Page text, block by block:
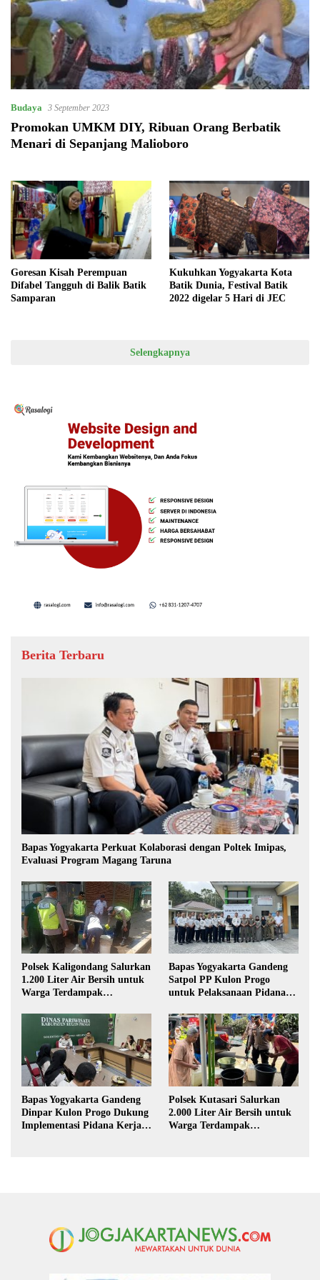
Budaya 3 September 2023
Promokan UMKM DIY, Ribuan Orang Berbatik
Menari di Sepanjang Malioboro
Goresan Kisah Perempuan
Difabel Tangguh di Balik Batik
Samparan
Kukuhkan Yogyakarta Kota
Batik Dunia, Festival Batik
2022 digelar 5 Hari di JEC
Selengkapnya
Berita Terbaru
Bapas Yogyakarta Perkuat Kolaborasi dengan Poltek Imipas,
Evaluasi Program Magang Taruna
Polsek Kaligondang Salurkan
1.200 Liter Air Bersih untuk
Warga Terdampak
Bapas Yogyakarta Gandeng
Satpol PP Kulon Progo
untuk Pelaksanaan Pidana
Bapas Yogyakarta Gandeng
Dinpar Kulon Progo Dukung
Implementasi Pidana Kerja
Polsek Kutasari Salurkan
2.000 Liter Air Bersih untuk
Warga Terdampak